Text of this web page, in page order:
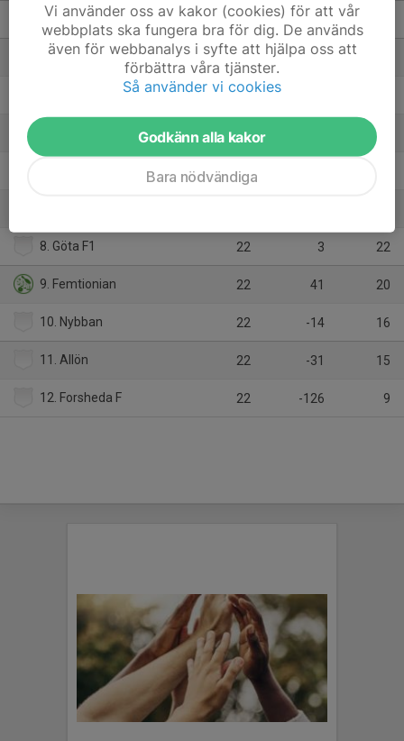
2. Karlskrona BK 22 32
3. Falkenberg F 22 24
22
22 24
22
8. Göta F1 22 3 22
9. Femtionian 22 41 20
10. Nybban 22 -14 16
11. Allön 22 -31 15
12. Forsheda F 22 -126 9
Vi använder oss av kakor (cookies) för att vår
webbplats ska fungera bra för dig. De används
även för webbanalys i syfte att hjälpa oss att
förbättra våra tjänster.
Så använder vi cookies
Godkänn alla kakor
Bara nödvändiga